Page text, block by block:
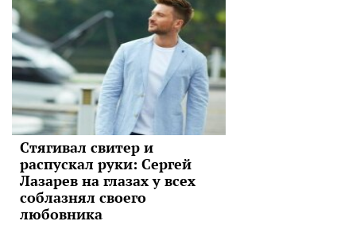
Стягивал свитер и
распускал руки: Сергей
Лазарев на глазах у всех
соблазнял своего
любовника